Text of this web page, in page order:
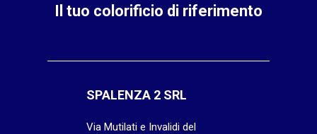
Il tuo colorificio di riferimento
SPALENZA 2 SRL
Via Mutilati e Invalidi del